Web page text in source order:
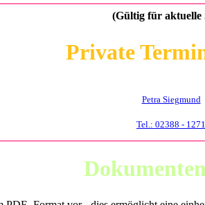
(Gültig für aktuelle
Private
Petra Siegmund
Tel.: 02388 - 1271